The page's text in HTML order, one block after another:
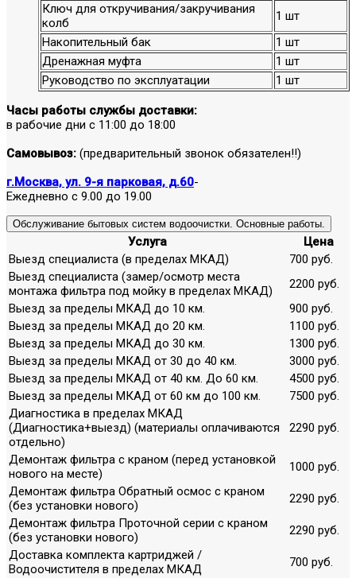
Ключ для откручивания/закручивания
колб
1 шт
Накопительный бак
1 шт
Дренажная муфта
1 шт
Руководство по эксплуатации
1 шт
Часы работы службы доставки:
в рабочие дни с 11:00 до 18:00
Самовывоз: (предварительный звонок обязателен!!)
г.Москва, ул. 9-я парковая, д.60-
Ежедневно с 9.00 до 19.00
Обслуживание бытовых систем водоочистки. Основные работы.
Услуга
Цена
Выезд специалиста (в пределах МКАД)
700 руб.
Выезд специалиста (замер/осмотр места
монтажа фильтра под мойку в пределах МКАД)
2200 руб.
Выезд за пределы МКАД до 10 км.
900 руб.
Выезд за пределы МКАД до 20 км.
1100 руб.
Выезд за пределы МКАД до 30 км.
1300 руб.
Выезд за пределы МКАД от 30 до 40 км.
3000 руб.
Выезд за пределы МКАД от 40 км. До 60 км.
4500 руб.
Выезд за пределы МКАД от 60 км до 100 км.
7500 руб.
Диагностика в пределах МКАД
(Диагностика+выезд) (материалы оплачиваются
отдельно)
2290 руб.
Демонтаж фильтра с краном (перед установкой
нового на месте)
1000 руб.
Демонтаж фильтра Обратный осмос с краном
(без установки нового)
2290 руб.
Демонтаж фильтра Проточной серии с краном
(без установки нового)
2290 руб.
Доставка комплекта картриджей /
Водоочистителя в пределах МКАД
700 руб.